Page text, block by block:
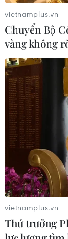
vietnamplus.vn
Chuyển Bộ
vàng không
vietnamplus.vn
Thứ trưởng